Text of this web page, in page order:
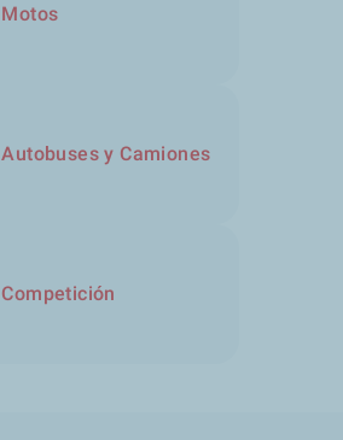
Motos
Autobuses y Camiones
Competición